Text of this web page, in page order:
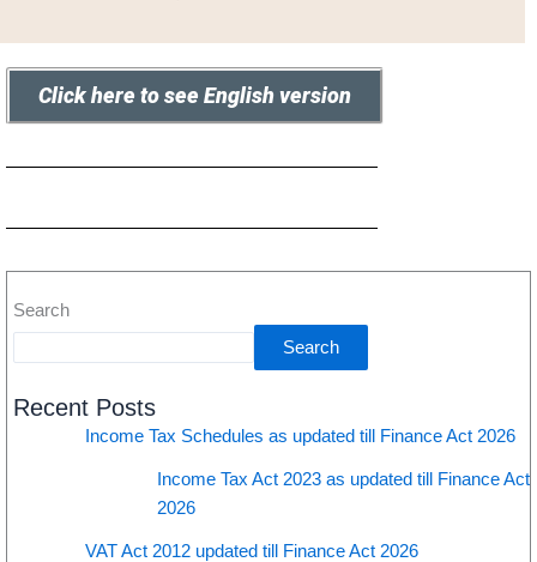
Click here to see English version
Search
Search
Recent Posts
Income Tax Schedules as updated till Finance Act 2026
Income Tax Act 2023 as updated till Finance Act
2026
VAT Act 2012 updated till Finance Act 2026